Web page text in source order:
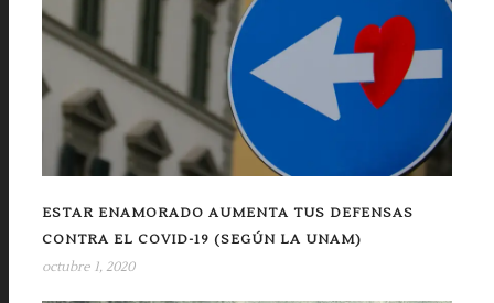
ESTAR ENAMORADO AUMENTA TUS DEFENSAS
CONTRA EL COVID-19 (SEGÚN LA UNAM)
octubre 1, 2020